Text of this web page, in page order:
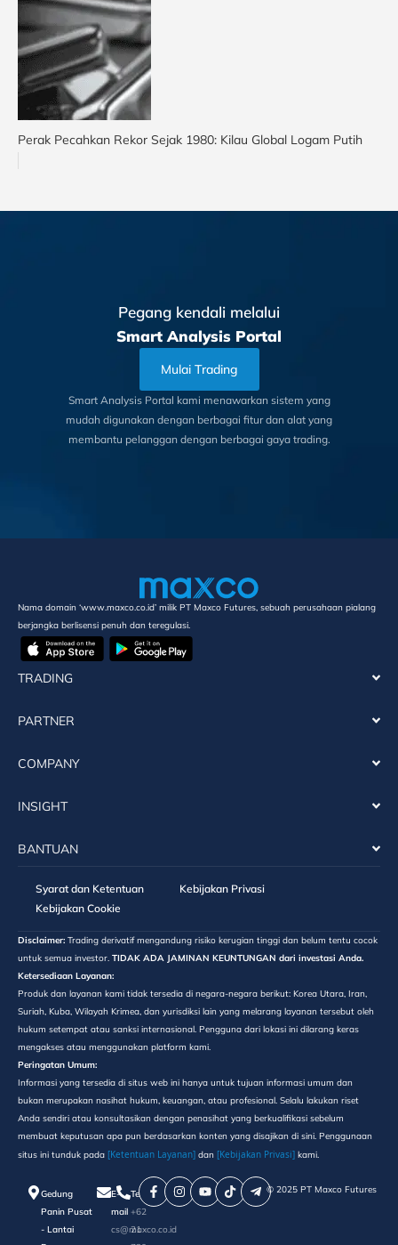
Perak Pecahkan Rekor Sejak 1980: Kilau Global Logam Putih
Pegang kendali melalui
Smart Analysis Portal
Mulai Trading
Smart Analysis Portal kami menawarkan sistem yang
mudah digunakan dengan berbagai fitur dan alat yang
membantu pelanggan dengan berbagai gaya trading.
Nama domain ‘www.maxco.co.id’ milik PT Maxco Futures, sebuah perusahaan pialang
berjangka berlisensi penuh dan teregulasi.
TRADING
PARTNER
COMPANY
INSIGHT
BANTUAN
Syarat dan Ketentuan
Kebijakan Privasi
Kebijakan Cookie
Disclaimer: Trading derivatif mengandung risiko kerugian tinggi dan belum tentu cocok
untuk semua investor. TIDAK ADA JAMINAN KEUNTUNGAN dari investasi Anda.
Ketersediaan Layanan:
Produk dan layanan kami tidak tersedia di negara-negara berikut: Korea Utara, Iran,
Suriah, Kuba, Wilayah Krimea, dan yurisdiksi lain yang melarang layanan tersebut oleh
hukum setempat atau sanksi internasional. Pengguna dari lokasi ini dilarang keras
mengakses atau menggunakan platform kami.
Peringatan Umum:
Informasi yang tersedia di situs web ini hanya untuk tujuan informasi umum dan
bukan merupakan nasihat hukum, keuangan, atau profesional. Selalu lakukan riset
Anda sendiri atau konsultasikan dengan penasihat yang berkualifikasi sebelum
membuat keputusan apa pun berdasarkan konten yang disajikan di sini. Penggunaan
situs ini tunduk pada [Ketentuan Layanan] dan [Kebijakan Privasi] kami.
Gedung
Panin Pusat
- Lantai
E-
mail
cs@maxco.co.id
Telepon
+62
21
©️ 2025 PT Maxco Futures